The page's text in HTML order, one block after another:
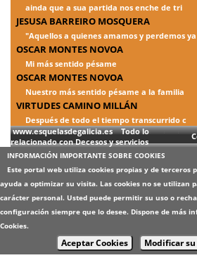
ainda que a sua partida nos enche de tri
JESUSA BARREIRO MOSQUERA
"Aquellos a quienes amamos y perdemos ya
OSCAR MONTES NOVOA
Mi más sentido pésame
OSCAR MONTES NOVOA
Nuestro más sentido pésame a la familia
VIRTUDES CAMINO MILLÁN
Después de todo el tiempo transcurrido c
www.esquelasdegalicia.es Todo lo
relacionado con Decesos y servicios
INFORMACIÓN IMPORTANTE SOBRE COOKIES
Este portal web utiliza cookies propias y de
ayuda a optimizar su visita. Las cookies no se utilizan
carácter personal. Usted puede permitir su uso o
configuración siempre que lo desee. Dispone de más
Cookies.